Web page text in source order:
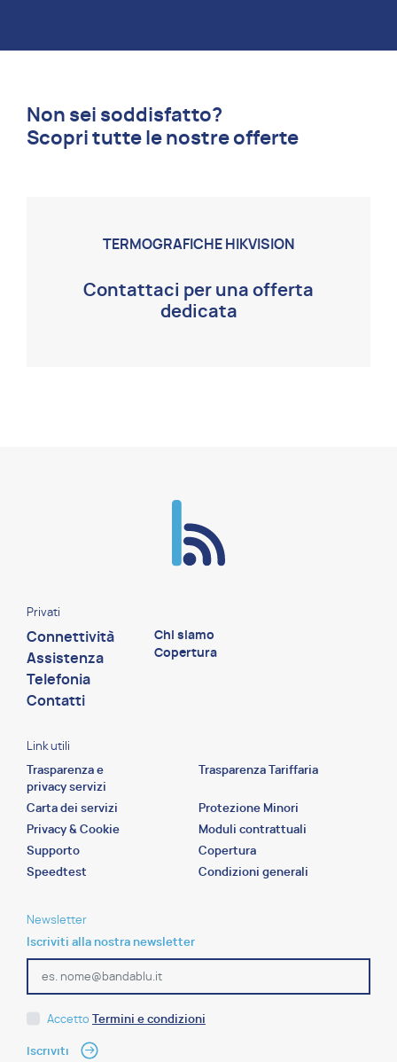
Non sei soddisfatto?
Scopri tutte le nostre offerte
TERMOGRAFICHE HIKVISION
Contattaci per una offerta
dedicata
Privati
Connettività
Assistenza
Telefonia
Contatti
Chi siamo
Copertura
Newsletter
Iscriviti alla nostra newsletter
Accetto Termini e condizioni
Link utili
Trasparenza e
privacy servizi
Trasparenza Tariffaria
Carta dei servizi
Protezione Minori
Privacy & Cookie
Moduli contrattuali
Supporto
Copertura
Speedtest
Condizioni generali